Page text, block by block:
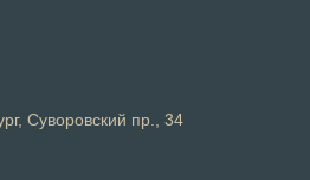
Суворовский пр., 34